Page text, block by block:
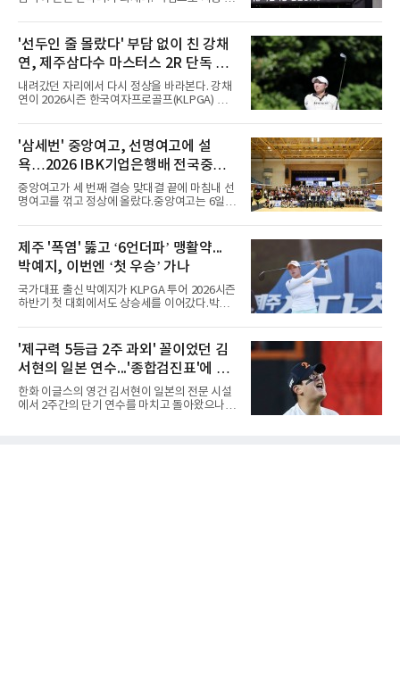
독은 단순히 더위를 이야기하지 않았다. 우천,
폭염, 부상 등 변수가 늘어나는 현실에서 현재
팀당 144경기 체제가 과연 지속 가능한지 질문
을 던졌다.물론 144경기가 세계적으로 특별히
많은 숫자는 아니다. 메이저리그는 팀당 162경
기, 일본프로야구도 143~144경기를 치른다. 숫
자만 놓고 보면 KBO가 유난히 혹사 구조라고 말
비교하기 어려울 정도로 폭염이 길어지고 강해
지고 있다. 여기에 장마, 이
'선두인 줄 몰랐다' 부담 없이 친 강채
연, 제주삼다수 마스터스 2R 단독 선
두
내려갔던 자리에서 다시 정상을 바라본다. 강채
연이 2026시즌 한국여자프로골프(KLPGA) 투어
억 원, 우승상금 1억8000만 원) 2라운드에서 단
독 선두로 도약했다.강채연은 7일 제주도 서귀
포의 테디밸리 골프앤리조트(파72)에서 열린 2
라운드에서 버디 5개와 보기 1개를 묶어 4언더
파 68타를 쳤다. 중간합계 9언더파 135타로 전
날 공동 4위에서 선두로 올라섰다. 공동 2위 그
룹(8언더파 136타)과는 한 타 차다.이 대회는 그
받았으나, 지난해 상금순위 75위에 그쳐 시드순
위전으로 밀렸고 본선에서도 78위에
'삼세번' 중앙여고, 선명여고에 설
욕…2026 IBK기업은행배 전국중고
배구대회 우승
중앙여고가 세 번째 결승 맞대결 끝에 마침내 선
명여고를 꺾고 정상에 올랐다.중앙여고는 6일
행배 전국중고배구대회 18세 이하 여자부 결승
에서 선명여고를 세트스코어 3-1(13-25, 25-14,
25-17, 25-10)로 물리치고 우승을 차지했다.첫
세트를 13-25로 내주며 불안하게 출발한 중앙여
고는 이후 조직력을 되찾아 2세트부터 경기 주
도권을 완전히 장악했다. 강한 서브와 탄탄한 수
비를 앞세워 내리 세 세트를 따내며 짜릿한 역전
권대회 결승에서 모두 선명여고에 패해 준우승
에 머물렀다. 그러나 세 번째
제주 '폭염' 뚫고 ‘6언더파’ 맹활약...
박예지, 이번엔 ‘첫 우승’ 가나
국가대표 출신 박예지가 KLPGA 투어 2026시즌
하반기 첫 대회에서도 상승세를 이어갔다.박예
서 열린 KLPGA 투어 제주삼다수 마스터스 1라
운드에서 보기 없이 버디만 6개를 잡아내며 6언
더파 66타를 쳤다. 박예지는 서어진, 신다인과
선두권을 형성했다.이날 경기가 열린 테디밸리
골프앤리조트 역시 전국적 폭염을 피해가지 못
했다. 대회장의 최고 기온은 35도에 달했다. 섬
지역 특성상 습도가 높아 체감온도는 더 높게 느
'제구력 5등급 2주 과외' 꼴이었던 김
서현의 일본 연수...'종합검진표'에 불
과
한화 이글스의 영건 김서현이 일본의 전문 시설
에서 2주간의 단기 연수를 마치고 돌아왔으나,